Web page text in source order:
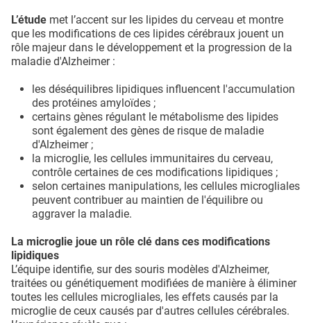
L’étude met l’accent sur les lipides du cerveau et montre
que les modifications de ces lipides cérébraux jouent un
rôle majeur dans le développement et la progression de la
maladie d'Alzheimer :
les déséquilibres lipidiques influencent l'accumulation
des protéines amyloïdes ;
certains gènes régulant le métabolisme des lipides
sont également des gènes de risque de maladie
d'Alzheimer ;
la microglie, les cellules immunitaires du cerveau,
contrôle certaines de ces modifications lipidiques ;
selon certaines manipulations, les cellules microgliales
peuvent contribuer au maintien de l'équilibre ou
aggraver la maladie.
La microglie joue un rôle clé dans ces modifications
lipidiques
L’équipe identifie, sur des souris modèles d'Alzheimer,
traitées ou génétiquement modifiées de manière à éliminer
toutes les cellules microgliales, les effets causés par la
microglie de ceux causés par d'autres cellules cérébrales.